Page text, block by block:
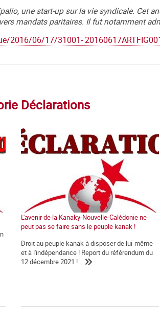
une start-up sur la vie syndicale. Cet
mandats paritaires. Il fut notamment
2016/06/17/31001-
Déclarations
L'avenir de la Kanaky-Nouvelle-Calédonie ne
peut pas se faire sans le peuple kanak !
Droit au peuple kanak à disposer de lui-même
et à l'indépendance ! Report du référendum du
12 décembre 2021 !